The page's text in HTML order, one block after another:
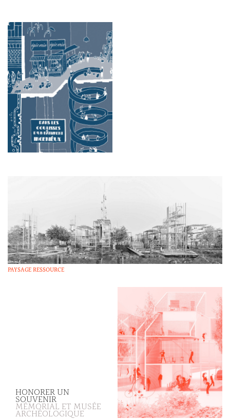
PAYSAGE RESSOURCE
HONORER UN
SOUVENIR
MÉMORIAL ET MUSÉE
ARCHÉOLOGIQUE